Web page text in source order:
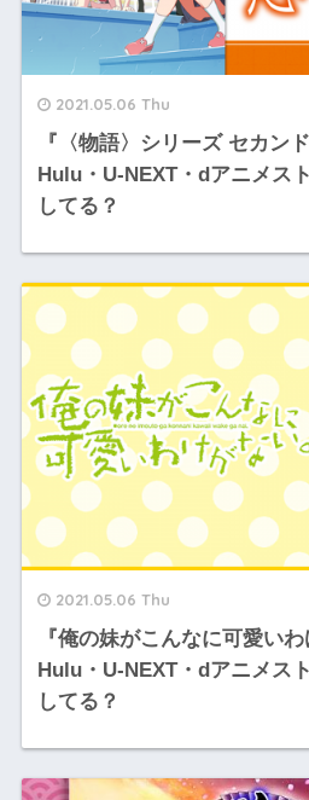
2021.05.06 Thu
『〈物語〉シリーズ セカン
Hulu・U-NEXT・dアニメス
してる？
2021.05.06 Thu
『俺の妹がこんなに可愛い
Hulu・U-NEXT・dアニメス
してる？